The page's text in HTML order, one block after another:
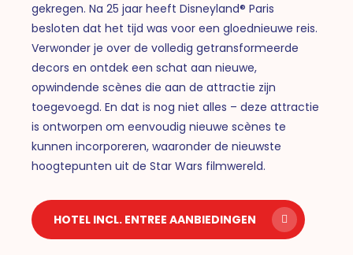
gekregen. Na 25 jaar heeft Disneyland® Paris
besloten dat het tijd was voor een gloednieuwe reis.
Verwonder je over de volledig getransformeerde
decors en ontdek een schat aan nieuwe,
opwindende scènes die aan de attractie zijn
toegevoegd. En dat is nog niet alles – deze attractie
is ontworpen om eenvoudig nieuwe scènes te
kunnen incorporeren, waaronder de nieuwste
hoogtepunten uit de Star Wars filmwereld.
HOTEL INCL. ENTREE AANBIEDINGEN